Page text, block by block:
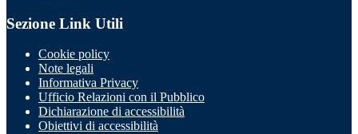
Sezione Link Utili
Cookie policy
Note legali
Informativa Privacy
Ufficio Relazioni con il Pubblico
Dichiarazione di accessibilità
Obiettivi di accessibilità